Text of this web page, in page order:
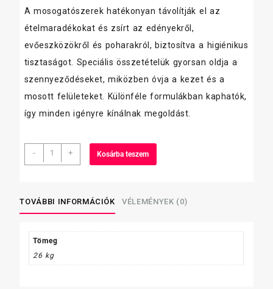
A mosogatószerek hatékonyan távolítják el az
ételmaradékokat és zsírt az edényekről,
evőeszközökről és poharakról, biztosítva a higiénikus
tisztaságot. Speciális összetételük gyorsan oldja a
szennyeződéseket, miközben óvja a kezet és a
mosott felületeket. Különféle formulákban kaphatók,
így minden igényre kínálnak megoldást.
-
Maxiplus
gépi
mennyiség
+ Kosárba teszem
TOVÁBBI INFORMÁCIÓK VÉLEMÉNYEK (0)
Tömeg
26 kg